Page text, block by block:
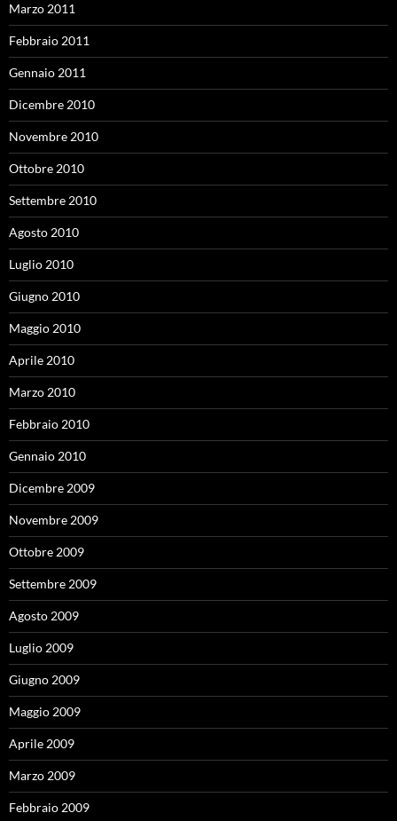
Marzo 2011
Febbraio 2011
Gennaio 2011
Dicembre 2010
Novembre 2010
Ottobre 2010
Settembre 2010
Agosto 2010
Luglio 2010
Giugno 2010
Maggio 2010
Aprile 2010
Marzo 2010
Febbraio 2010
Gennaio 2010
Dicembre 2009
Novembre 2009
Ottobre 2009
Settembre 2009
Agosto 2009
Luglio 2009
Giugno 2009
Maggio 2009
Aprile 2009
Marzo 2009
Febbraio 2009